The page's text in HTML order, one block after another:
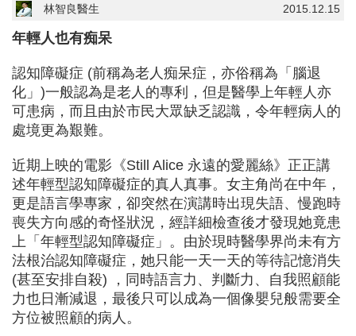
2015.12.15
林智良醫生
年輕人也有痴呆
認知障礙症 (前稱為老人痴呆症，亦俗稱為「腦退
化」)一般認為是老人的專利，但是醫學上年輕人亦
可患病，而且由於市民大眾缺乏認識，令年輕病人的
處境更為艱難。
近期上映的電影《Still Alice 永遠的愛麗絲》正正講
述年輕型認知障礙症的真人真事。女主角尚在中年，
更是語言學專家，卻突然在演講時出現失語、慢跑時
喪失方向感的奇怪狀況，經詳細檢查後才發現她竟患
上「年輕型認知障礙症」。由於現時醫學界尚未有方
法根治認知障礙症，她只能一天一天的等待記憶消失
(甚至安排自殺) ，同時語言力、判斷力、自我照顧能
力也日漸減退，最後只可以成為一個像嬰兒般需要全
方位被照顧的病人。